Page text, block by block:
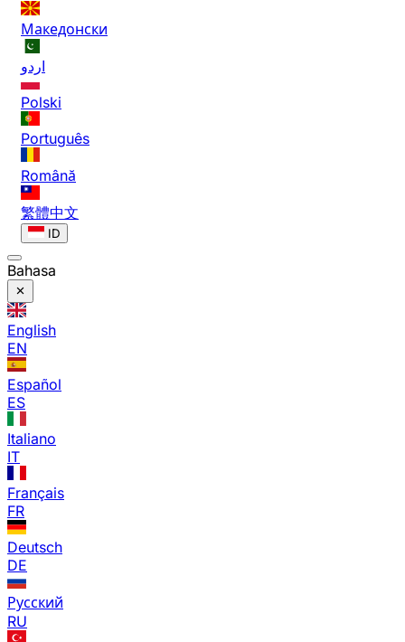
Македонски
اردو
Polski
Português
Română
繁體中文
ID
Bahasa
English
EN
Español
ES
Italiano
IT
Français
FR
Deutsch
DE
Русский
RU